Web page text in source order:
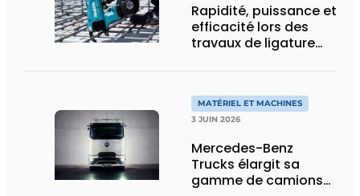
Rapidité, puissance et
efficacité lors des
travaux de ligature
MATÉRIEL ET MACHINES
3 JUIN 2026
Mercedes-Benz
Trucks élargit sa
gamme de camions